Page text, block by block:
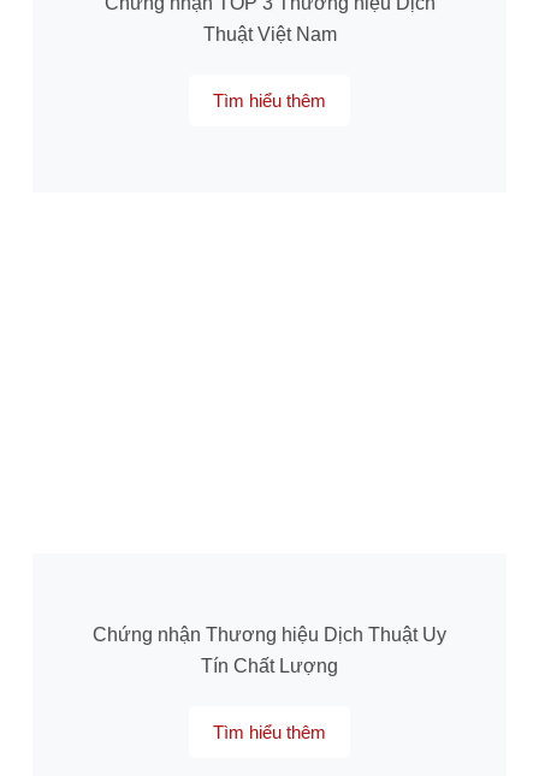
Thuật Việt Nam
Tìm hiểu thêm
Chứng nhận Thương hiệu Dịch Thuật Uy
Tín Chất Lượng
Tìm hiểu thêm